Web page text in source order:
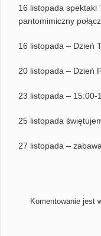
16 listopada spektakl
pantomimiczny
16 listopada – Dzień
20 listopada – Dzień
23 listopada – 15:00-
25 listopada
27 listopada –
Komentowanie jest